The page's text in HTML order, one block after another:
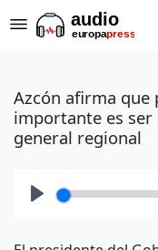
Azcón afirma que
importante es
general regional